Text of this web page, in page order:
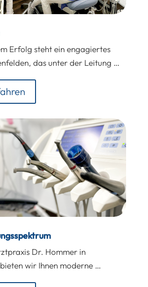
Erfolg steht ein engagiertes
das unter der Leitung …
Dr. Hommer in
wir Ihnen moderne …